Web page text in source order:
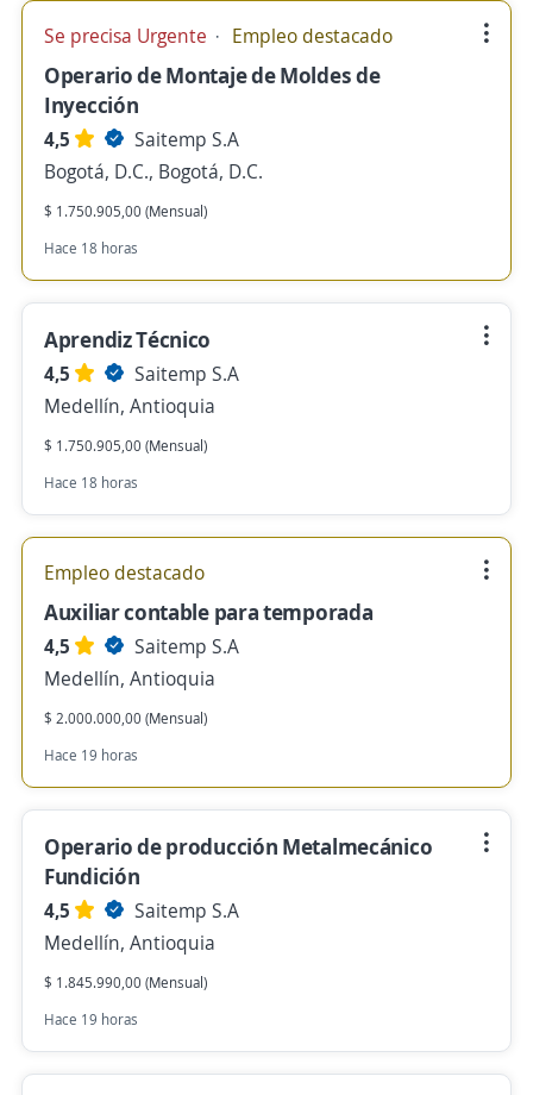
Se precisa Urgente Empleo destacado
Operario de Montaje de Moldes de
Inyección
4,5
Saitemp S.A
Bogotá, D.C., Bogotá, D.C.
$ 1.750.905,00 (Mensual)
Hace 18 horas
Aprendiz Técnico
4,5
Saitemp S.A
Medellín, Antioquia
$ 1.750.905,00 (Mensual)
Hace 18 horas
Empleo destacado
Auxiliar contable para temporada
4,5
Saitemp S.A
Medellín, Antioquia
$ 2.000.000,00 (Mensual)
Hace 19 horas
Operario de producción Metalmecánico
Fundición
4,5
Saitemp S.A
Medellín, Antioquia
$ 1.845.990,00 (Mensual)
Hace 19 horas